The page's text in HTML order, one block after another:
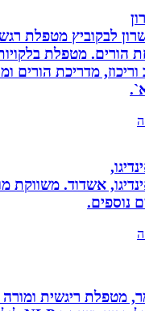
מטפלת רגשית
מטפלת בלקויות
מדריכת הורים
אשדוד. משווקת מוצרי
ריגשית ומורה